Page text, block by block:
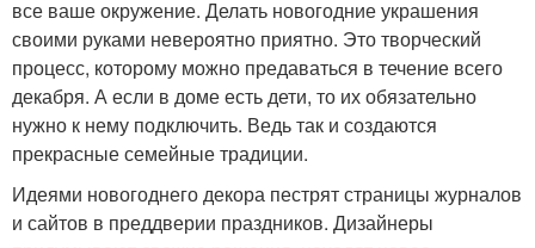
все ваше окружение. Делать новогодние украшения
своими руками невероятно приятно. Это творческий
процесс, которому можно предаваться в течение всего
декабря. А если в доме есть дети, то их обязательно
нужно к нему подключить. Ведь так и создаются
прекрасные семейные традиции.
Идеями новогоднего декора пестрят страницы журналов
и сайтов в преддверии праздников. Дизайнеры